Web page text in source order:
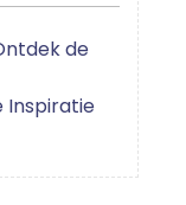
de
Inspiratie